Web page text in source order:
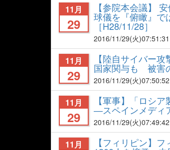
11月
29
【参院本会議】
球儀を『俯瞰』で
［H28/11/28］
2016/11/29(火
11月
29
【陸自サイバー
国家関与も 被害
2016/11/29(火
11月
29
【軍事】「ロシ
―スペインメディ
2016/11/29(火
11月 【フィリピン】